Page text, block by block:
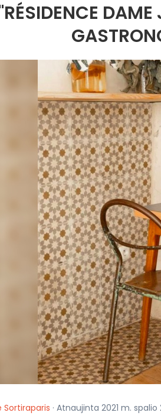
Sortiraparis · Atnaujinta 2021 m. spalio